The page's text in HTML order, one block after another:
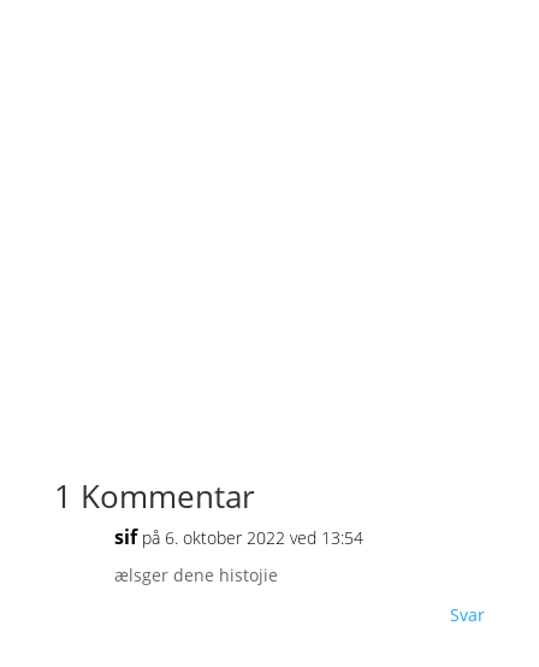
1 Kommentar
sif på 6. oktober 2022 ved 13:54
ælsger dene histojie
Svar